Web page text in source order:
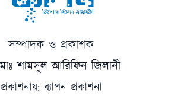
সম্পাদক ও প্রকাশক
শামসুল আরিফিন জিলানী
প্রকাশনায়: ব্যাপন প্রকাশনা